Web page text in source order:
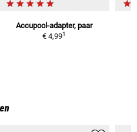
Accupool-adapter, paar
€ 4,991